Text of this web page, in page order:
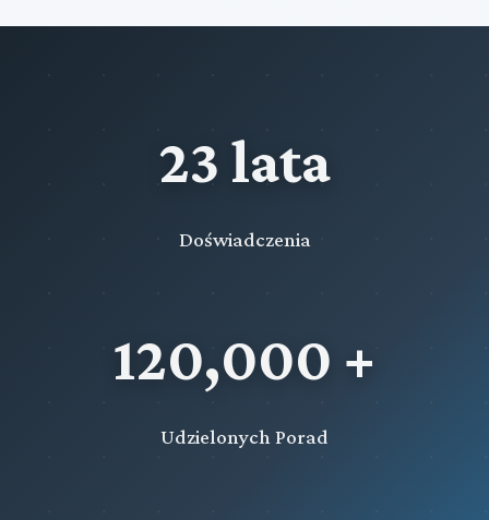
23 lata
Doświadczenia
120,000 +
Udzielonych Porad